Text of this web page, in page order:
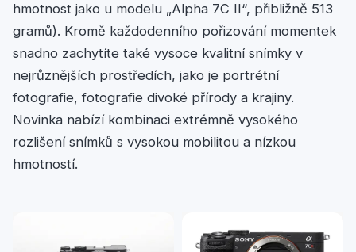
hmotnost jako u modelu „Alpha 7C II“, přibližně 513
gramů). Kromě každodenního pořizování momentek
snadno zachytíte také vysoce kvalitní snímky v
nejrůznějších prostředích, jako je portrétní
fotografie, fotografie divoké přírody a krajiny.
Novinka nabízí kombinaci extrémně vysokého
rozlišení snímků s vysokou mobilitou a nízkou
hmotností.